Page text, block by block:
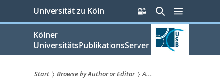
springen
Universität zu Köln
Persönliche
Services
SucheMenü
Kölner
UniversitätsPublikationsServer
Start Browse by Author or Editor
A...